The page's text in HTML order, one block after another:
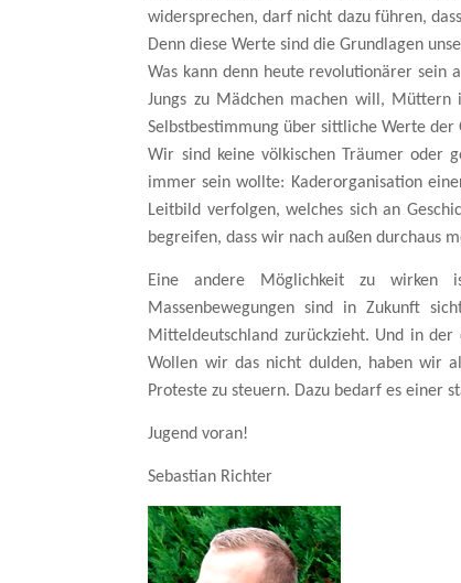
widersprechen, darf nicht dazu führen,
Denn diese Werte sind die Grundlagen
Was kann denn heute revolutionärer sein
Jungs zu Mädchen machen will,
Selbstbestimmung über sittliche Werte
Wir sind keine völkischen Träumer oder
immer sein wollte: Kaderorganisation
Leitbild verfolgen, welches sich an
begreifen, dass wir nach außen durchaus
Eine andere Möglichkeit zu wirken
Massenbewegungen sind in Zukunft
Mitteldeutschland zurückzieht. Und in
Wollen wir das nicht dulden, haben wir
Proteste zu steuern. Dazu bedarf es einer
Jugend voran!
Sebastian Richter